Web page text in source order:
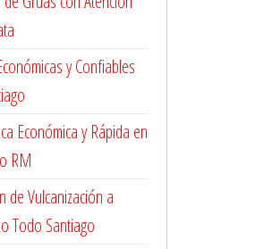
y Confiables
Económica y Rápida en
RM
de Vulcanización a
Todo Santiago